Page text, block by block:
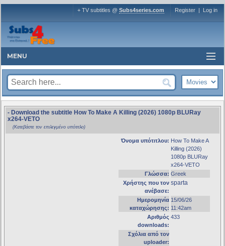
+ TV subtitles @ Subs4series.com Register | Log in
MENU
- Download the subtitle How To Make A Killing (2026) 1080p BLURay
x264-VETO
(Κατεβάστε τον επιλεγμένο υπότιτλο)
Όνομα υπότιτλου: How To Make A
Killing (2026)
1080p BLURay
x264-VETO
Γλώσσα: Greek
Χρήστης που τον
ανέβασε:
sparta
Ημερομηνία
καταχώρησης:
15/06/26
11:42am
Αριθμός
downloads:
433
Σχόλια από τον
uploader: